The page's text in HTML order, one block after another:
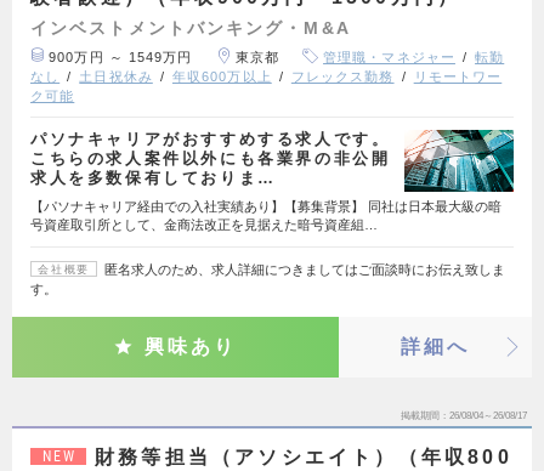
インベストメントバンキング・M&A
900万円 ～ 1549万円 東京都 管理職・マネジャー
転勤
なし
土日祝休み 年収600万以上 フレックス勤務
リモートワー
ク可能
パソナキャリアがおすすめする求人です。
こちらの求人案件以外にも各業界の非公開
求人を多数保有しておりま…
【パソナキャリア経由での入社実績あり】【募集背景】 同社は日本最大級の暗
号資産取引所として、金商法改正を見据えた暗号資産組…
会社概要
匿名求人のため、求人詳細につきましてはご面談時にお伝え致しま
す。
興味あり 詳細へ
掲載期間 26/08/04～26/08/17
NEW
財務等担当（アソシエイト）（年収800